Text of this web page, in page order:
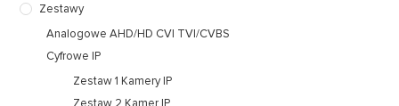
Zestawy
Analogowe AHD/HD CVI TVI/CVBS
Cyfrowe IP
Zestaw 1 Kamery IP
Zestaw 2 Kamer IP